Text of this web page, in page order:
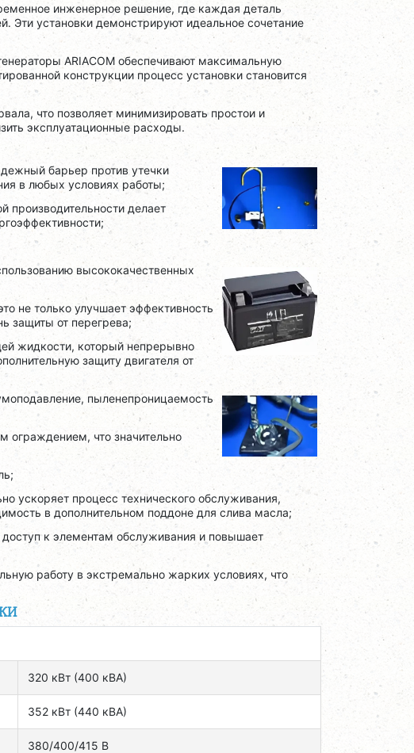
инженерное решение, где каждая деталь
Эти установки демонстрируют идеальное сочетание
ARIACOM обеспечивают максимальную
конструкции процесс установки становится
что позволяет минимизировать простои и
эксплуатационные расходы.
барьер против утечки
в любых условиях работы;
производительности делает
высококачественных
не только улучшает эффективность
защиты от перегрева;
жидкости, который непрерывно
защиту двигателя от
пыленепроницаемость
что значительно
ускоряет процесс технического обслуживания,
в дополнительном поддоне для слива масла;
к элементам обслуживания и повышает
работу в экстремально жарких условиях, что
320 кВт (400 кВА)
352 кВт (440 кВА)
380/400/415 В